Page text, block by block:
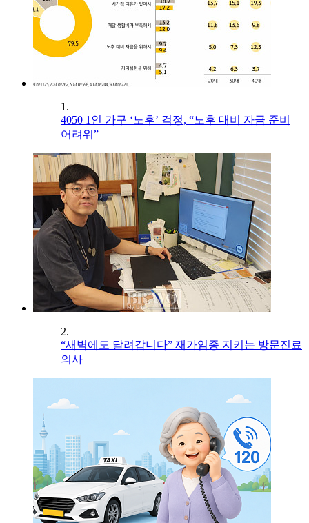
1.
4050 1인 가구 ‘노후’ 걱정, “노후 대비 자금 준비
어려워”
2.
“새벽에도 달려갑니다” 재가임종 지키는 방문진료
의사